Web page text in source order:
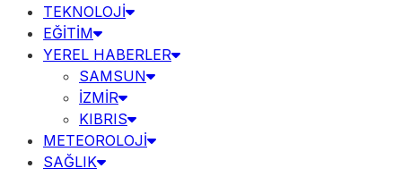
TEKNOLOJİ
EĞİTİM
YEREL HABERLER
SAMSUN
İZMİR
KIBRIS
METEOROLOJİ
SAĞLIK